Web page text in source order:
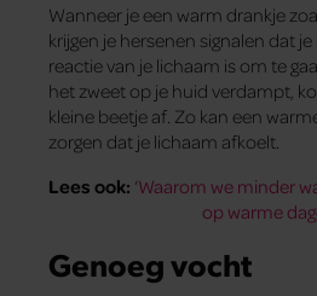
Wanneer je een warm drankje
krijgen je hersenen signalen dat
reactie van je lichaam is om te
het zweet op je huid verdampt,
kleine beetje af. Zo kan een
zorgen dat je lichaam afkoelt.
Lees ook: ‘Waarom we minder
op warme
Genoeg vocht